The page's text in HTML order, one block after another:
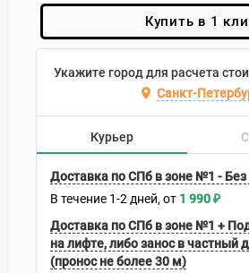
Купить в 1
Укажите город для расчета
Санкт-
Курьер
Доставка по СПб в зоне №1 - Без
В течение 1-2 дней 1 990₽
Доставка по СПб в зоне №1 +
на лифте, либо занос в частный
(пронос не более 30 м)